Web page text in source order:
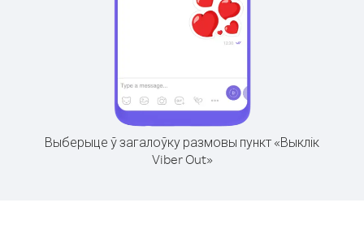
Выберыце ў загалоўку размовы пункт «Выклік
Viber Out»